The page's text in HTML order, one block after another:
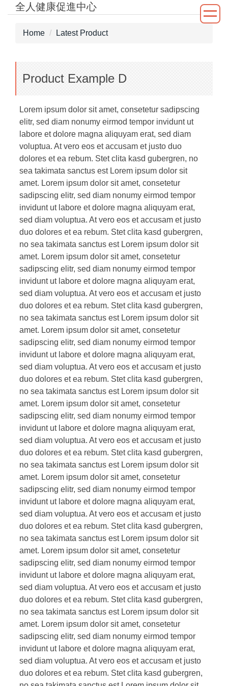
Jump
全人健康促進中心
Home Latest Product
Product Example D
Lorem ipsum dolor sit amet, consetetur sadipscing
elitr, sed diam nonumy eirmod tempor invidunt ut
labore et dolore magna aliquyam erat, sed diam
voluptua. At vero eos et accusam et justo duo
dolores et ea rebum. Stet clita kasd gubergren, no
sea takimata sanctus est Lorem ipsum dolor sit
amet. Lorem ipsum dolor sit amet, consetetur
sadipscing elitr, sed diam nonumy eirmod tempor
invidunt ut labore et dolore magna aliquyam erat,
sed diam voluptua. At vero eos et accusam et justo
duo dolores et ea rebum. Stet clita kasd gubergren,
no sea takimata sanctus est Lorem ipsum dolor sit
amet. Lorem ipsum dolor sit amet, consetetur
sadipscing elitr, sed diam nonumy eirmod tempor
invidunt ut labore et dolore magna aliquyam erat,
sed diam voluptua. At vero eos et accusam et justo
duo dolores et ea rebum. Stet clita kasd gubergren,
no sea takimata sanctus est Lorem ipsum dolor sit
amet. Lorem ipsum dolor sit amet, consetetur
sadipscing elitr, sed diam nonumy eirmod tempor
invidunt ut labore et dolore magna aliquyam erat,
sed diam voluptua. At vero eos et accusam et justo
duo dolores et ea rebum. Stet clita kasd gubergren,
no sea takimata sanctus est Lorem ipsum dolor sit
amet. Lorem ipsum dolor sit amet, consetetur
sadipscing elitr, sed diam nonumy eirmod tempor
invidunt ut labore et dolore magna aliquyam erat,
sed diam voluptua. At vero eos et accusam et justo
duo dolores et ea rebum. Stet clita kasd gubergren,
no sea takimata sanctus est Lorem ipsum dolor sit
amet. Lorem ipsum dolor sit amet, consetetur
sadipscing elitr, sed diam nonumy eirmod tempor
invidunt ut labore et dolore magna aliquyam erat,
sed diam voluptua. At vero eos et accusam et justo
duo dolores et ea rebum. Stet clita kasd gubergren,
no sea takimata sanctus est Lorem ipsum dolor sit
amet. Lorem ipsum dolor sit amet, consetetur
sadipscing elitr, sed diam nonumy eirmod tempor
invidunt ut labore et dolore magna aliquyam erat,
sed diam voluptua. At vero eos et accusam et justo
duo dolores et ea rebum. Stet clita kasd gubergren,
no sea takimata sanctus est Lorem ipsum dolor sit
amet. Lorem ipsum dolor sit amet, consetetur
sadipscing elitr, sed diam nonumy eirmod tempor
invidunt ut labore et dolore magna aliquyam erat,
sed diam voluptua. At vero eos et accusam et justo
duo dolores et ea rebum. Stet clita kasd gubergren,